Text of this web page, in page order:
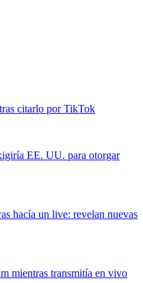
citarlo por TikTok
EE. UU. para otorgar
hacía un live: revelan nuevas
mientras transmitía en vivo